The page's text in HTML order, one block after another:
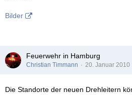
Bilder
Feuerwehr in Hamburg
Christian Timmann 20. Januar 2010
Die Standorte der neuen Drehleitern